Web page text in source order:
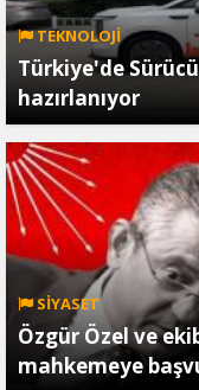
TEKNOLOJİ
Türkiye'de
hazırlanıyor
SİYASET
Özgür Özel ve
mahkemeye